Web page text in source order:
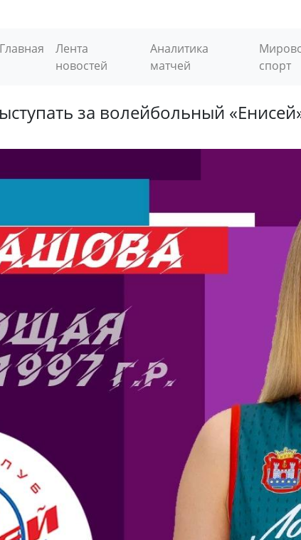
Главная
Лента
новостей
Аналитика
матчей
спорт
за волейбольный